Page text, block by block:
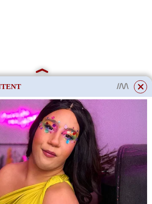
psích plemen!
store data. By continuing to use the site, you consent
to the use of these files.
OK